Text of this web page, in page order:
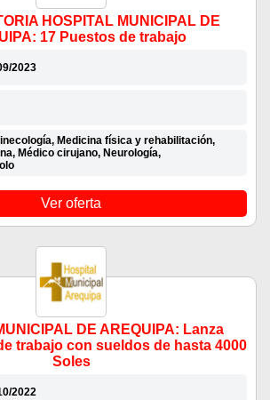
HOSPITAL MUNICIPAL DE
17 Puestos de trabajo
2023
Medicina física y rehabilitación,
Médico cirujano, Neurología,
Ver oferta
DE AREQUIPA: Lanza
trabajo con sueldos de hasta 4000
Soles
2022